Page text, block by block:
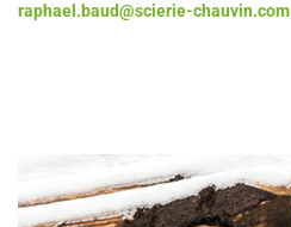
raphael.baud@scierie-chauvin.com